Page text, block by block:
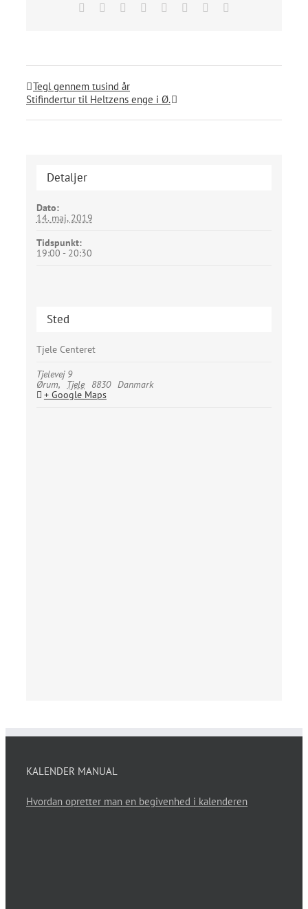
Facebook Reddit LinkedIn
TumblrPinterest
Tegl gennem tusind år
Stifindertur til Heltzens enge i Ø.
Detaljer
Dato:
14. maj, 2019
Tidspunkt:
19:00 - 20:30
Sted
Tjele Centeret
Tjelevej 9
Ørum, Tjele 8830
Danmark
+ Google Maps
KALENDER MANUAL
Hvordan opretter man en begivenhed i kalenderen